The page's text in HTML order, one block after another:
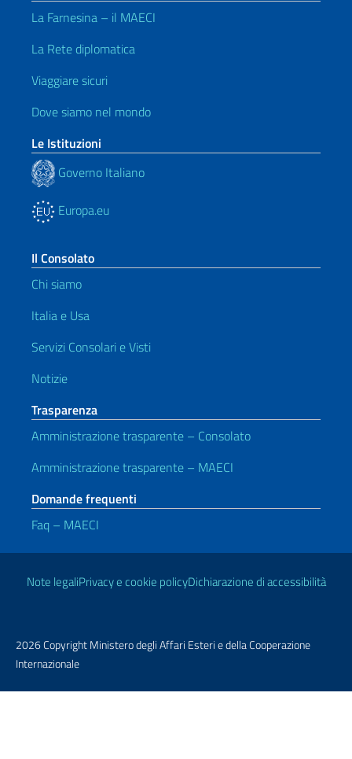
La Farnesina – il MAECI
La Rete diplomatica
Viaggiare sicuri
Dove siamo nel mondo
Le Istituzioni
Governo Italiano
Europa.eu
Il Consolato
Chi siamo
Italia e Usa
Servizi Consolari e Visti
Notizie
Trasparenza
Amministrazione trasparente – Consolato
Amministrazione trasparente – MAECI
Domande frequenti
Faq – MAECI
Link Utili
Note legaliPrivacy e cookie policyDichiarazione di accessibilità
2026 Copyright Ministero degli Affari Esteri e della Cooperazione
Internazionale